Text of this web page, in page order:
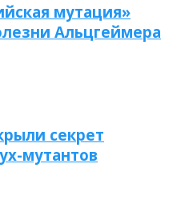
мутация»
Альцгеймера
секрет
мутантов